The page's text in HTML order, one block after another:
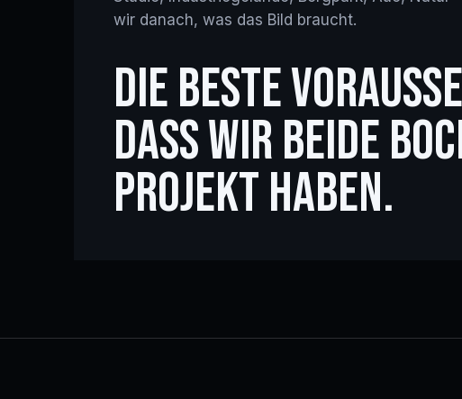
wir danach, was das Bild braucht.
DIE BESTE
DASS WIR BEIDE
PROJEKT HABEN.